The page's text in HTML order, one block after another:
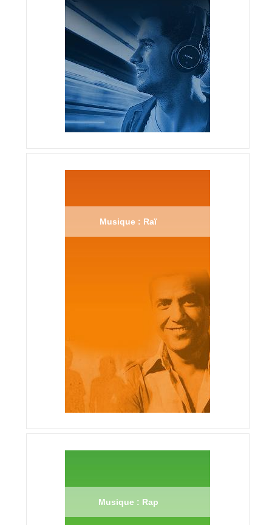
Musique : Raï
Musique : Rap